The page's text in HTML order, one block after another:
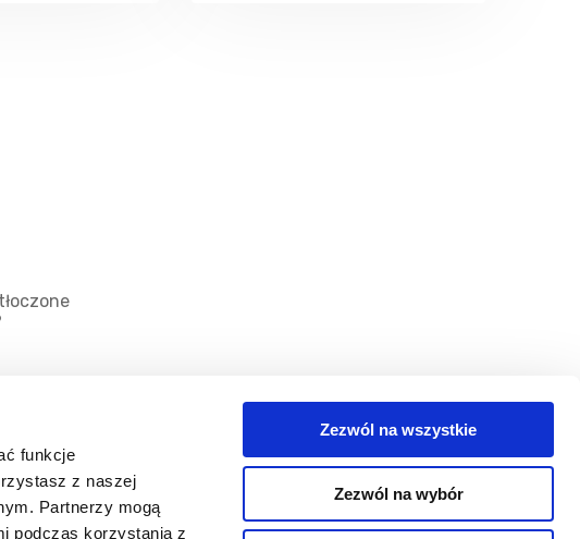
funkcje
z naszej
Partnerzy mogą
podczas korzystania z
Zezwól na wszystkie
Zezwól na wybór
Kategorie
Kontakt